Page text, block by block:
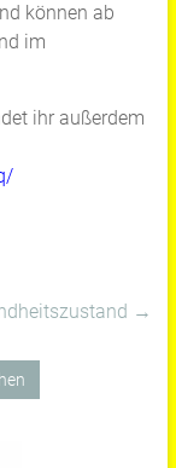
können ab
im
ihr außerdem
→